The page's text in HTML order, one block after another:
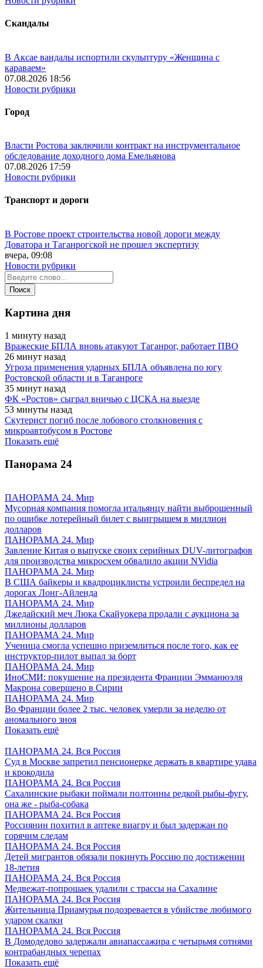
Скандалы
В Аксае вандалы испортили скульптуру «Женщина с
караваем»
07.08.2026 18:56
Новости рубрики
Город
Власти Ростова заключили контракт на инструментальное
обследование доходного дома Емельянова
07.08.2026 17:59
Новости рубрики
Транспорт и дороги
В Ростове проект строительства новой дороги между
Доватора и Таганрогской не прошел экспертизу
вчера, 09:08
Новости рубрики
Картина дня
1 минуту назад
Вражеские БПЛА вновь атакуют Таганрог, работает ПВО
26 минут назад
Угроза применения ударных БПЛА объявлена по югу
Ростовской области и в Таганроге
35 минут назад
ФК «Ростов» сыграл вничью с ЦСКА на выезде
53 минуты назад
Скутерист погиб после лобового столкновения с
микроавтобусом в Ростове
Показать ещё
Панорама 24
ПАНОРАМА 24. Мир
Мусорная компания помогла итальянцу найти выброшенный
по ошибке лотерейный билет с выигрышем в миллион
долларов
ПАНОРАМА 24. Мир
Завление Китая о выпуске своих серийных DUV-литографов
для производства микросхем обвалило акции NVidia
ПАНОРАМА 24. Мир
В США байкеры и квадроциклисты устроили беспредел на
дорогах Лонг-Айленда
ПАНОРАМА 24. Мир
Джедайский меч Люка Скайуокера продали с аукциона за
миллионы долларов
ПАНОРАМА 24. Мир
Ученица смогла успешно приземлиться после того, как ее
инструктор-пилот выпал за борт
ПАНОРАМА 24. Мир
ИноСМИ: покушение на президента Франции Эмманюэля
Макрона совершено в Сирии
ПАНОРАМА 24. Мир
Во Франции более 2 тыс. человек умерли за неделю от
аномального зноя
Показать ещё
ПАНОРАМА 24. Вся Россия
Суд в Москве запретил пенсионерке держать в квартире удава
и крокодила
ПАНОРАМА 24. Вся Россия
Сахалинские рыбаки поймали полтонны редкой рыбы-фугу,
она же - рыба-собака
ПАНОРАМА 24. Вся Россия
Россиянин похитил в аптеке виагру и был задержан по
горячим следам
ПАНОРАМА 24. Вся Россия
Детей мигрантов обязали покинуть Россию по достижении
18-летия
ПАНОРАМА 24. Вся Россия
Медвежат-попрошаек удалили с трассы на Сахалине
ПАНОРАМА 24. Вся Россия
Жительница Приамурья подозревается в убийстве любимого
ударом скалки
ПАНОРАМА 24. Вся Россия
В Домодедово задержали авиапассажира с четырьмя сотнями
контрабандных черепах
Показать ещё